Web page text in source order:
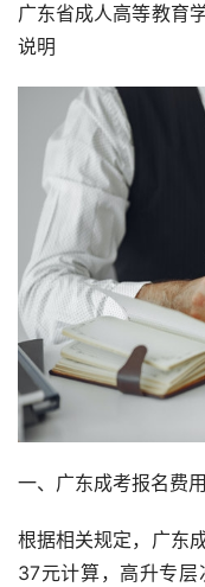
广东省成人高等教育
说明
一、广东成考报名费用
根据相关规定，广东
37元计算，高升专